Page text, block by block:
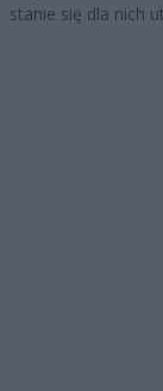
stanie się dla nich